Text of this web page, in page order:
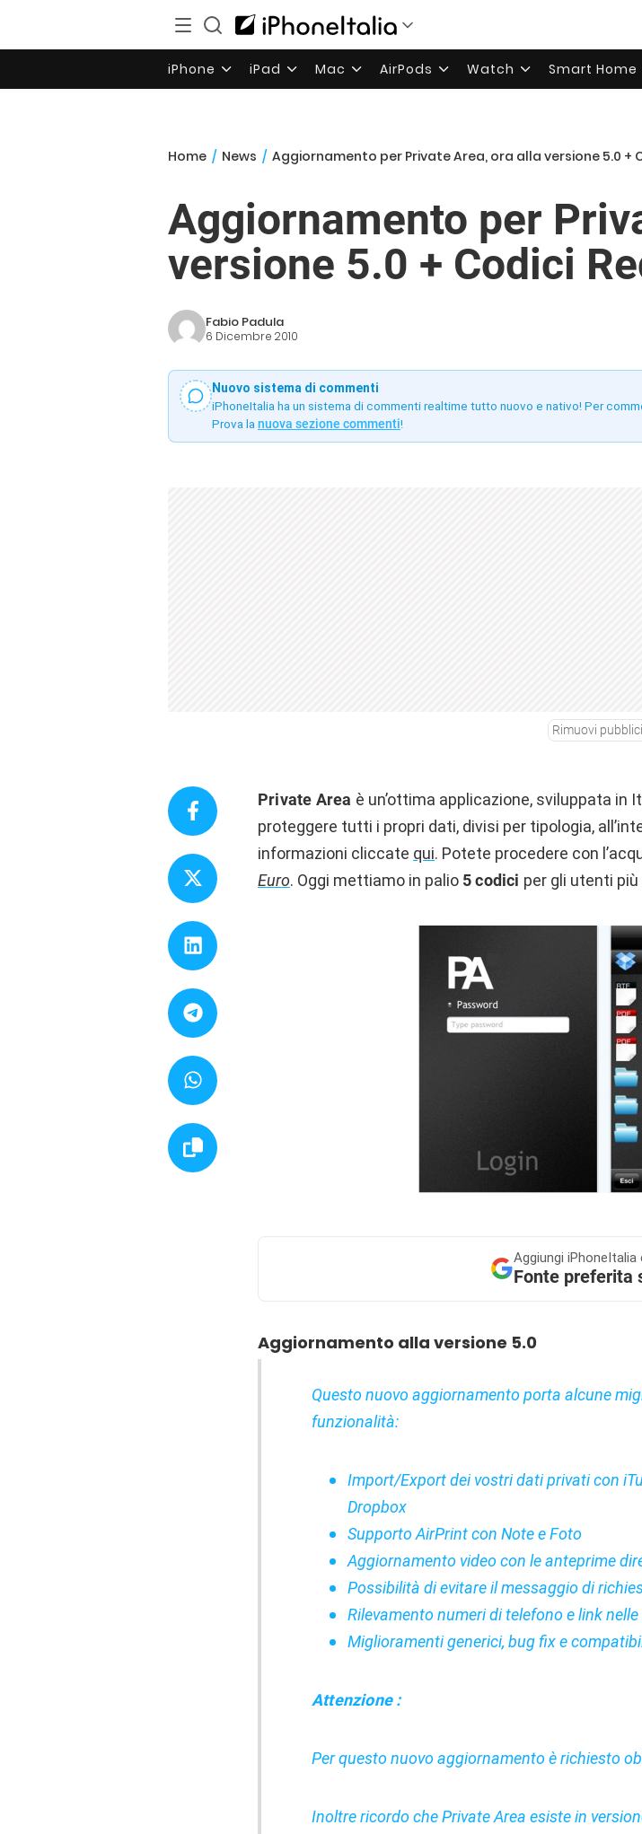
iPhone iPad Mac AirPods Watch Smart Home
Home / News / Aggiornamento per Private Area, ora alla versione 5.0 +
Aggiornamento per
versione 5.0 + Codici
Fabio Padula
6 Dicembre 2010
Nuovo sistema di commenti
iPhoneItalia ha un sistema di commenti realtime tutto nuovo e nativo! Per
Prova la nuova sezione commenti!
Rimuovi
Private Area è un’ottima applicazione, sviluppata in
proteggere tutti i propri dati, divisi per tipologia,
informazioni cliccate qui. Potete procedere con
Euro. Oggi mettiamo in palio 5 codici per gli utenti più
Aggiungi iPhoneItalia
Fonte preferita
Aggiornamento alla versione 5.0
Questo nuovo aggiornamento porta alcune
funzionalità:
Import/Export dei vostri dati privati con
Dropbox
Supporto AirPrint con Note e Foto
Aggiornamento video con le anteprime
Possibilità di evitare il messaggio di
Rilevamento numeri di telefono e link
Miglioramenti generici, bug fix e
Attenzione :
Per questo nuovo aggiornamento è richiesto
Inoltre ricordo che Private Area esiste in